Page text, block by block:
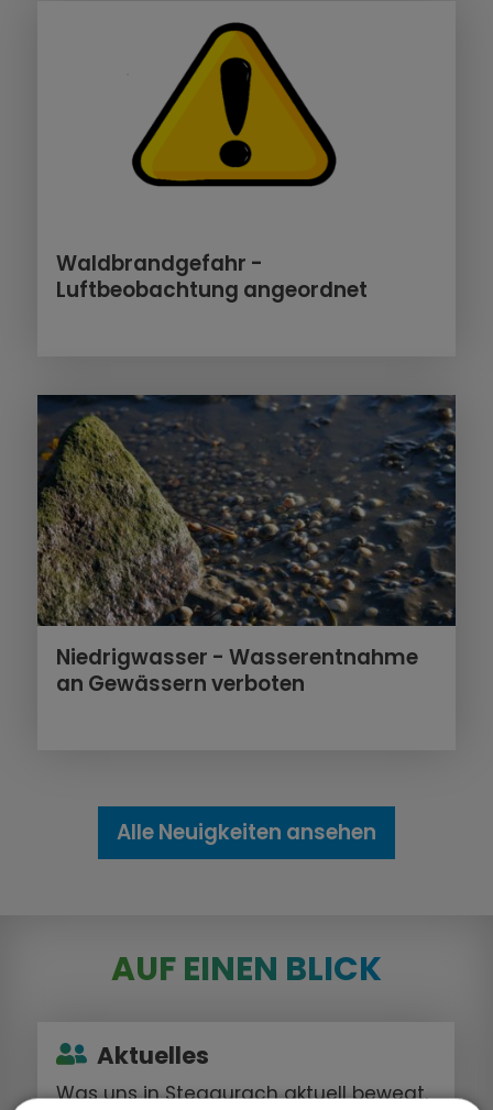
Waldbrandgefahr -
Luftbeobachtung angeordnet
Niedrigwasser - Wasserentnahme
an Gewässern verboten
Alle Neuigkeiten ansehen
AUF EINEN BLICK
Aktuelles
Was uns in Stegaurach aktuell bewegt.